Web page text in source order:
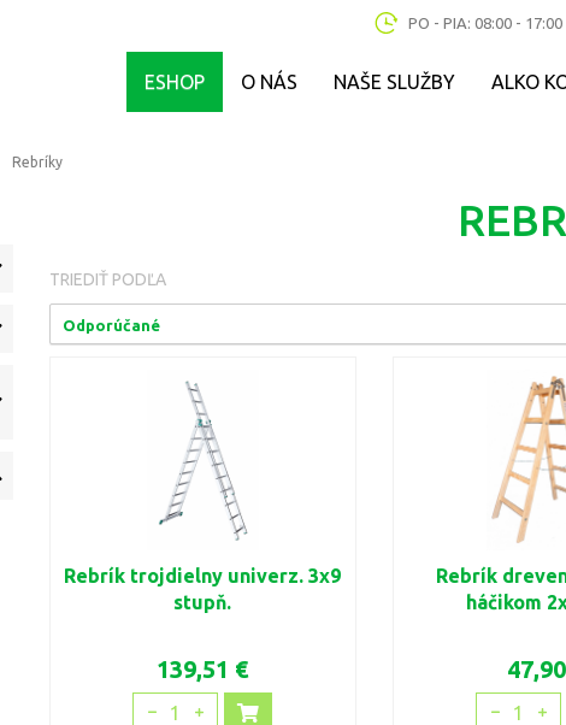
PO - PIA: 08:00 - 17:00
ESHOP O NÁS NAŠE SLUŽBY ALKO
Rebríky
TRIEDIŤ PODĽA
Odporúčané
Rebrík trojdielny univerz. 3x9
stupň.
139,51 €
1
Rebrík
háčikom
1